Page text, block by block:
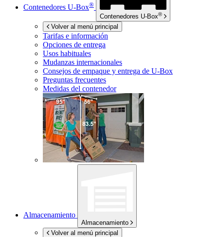
Contenedores U-Box®
Contenedores U-Box®
Volver al menú principal
Tarifas e información
Opciones de entrega
Usos habituales
Mudanzas internacionales
Consejos de empaque y entrega de U-Box
Preguntas frecuentes
Medidas del contenedor
Almacenamiento
Almacenamiento
Volver al menú principal